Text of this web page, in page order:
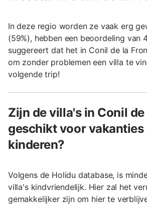
In deze regio worden ze vaak erg
(59%), hebben een beoordeling van
suggereert dat het in Conil de la
om zonder problemen een villa te
volgende trip!
Zijn de villa's in Conil
geschikt voor vakanties
kinderen?
Volgens de Holidu database, is
villa's kindvriendelijk. Hier zal het
gemakkelijker zijn om hier te